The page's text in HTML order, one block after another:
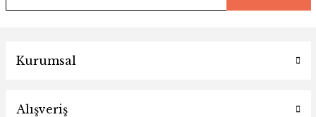
Kurumsal
Alışveriş